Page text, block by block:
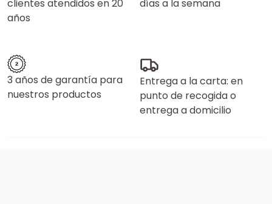
clientes atendidos en 20
años
días a la semana
3 años de garantía para
nuestros productos
Entrega a la carta: en
punto de recogida o
entrega a domicilio